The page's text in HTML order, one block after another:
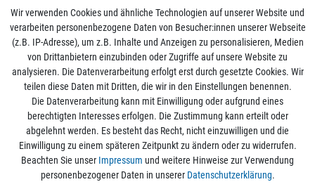
Mein Konto
Informationen
Rechtliche Angaben
Wir verwenden Cookies und ähnliche Technologien auf unserer Website und
verarbeiten personenbezogene Daten von Besucher:innen unserer Webseite
(z.B. IP-Adresse), um z.B. Inhalte und Anzeigen zu personalisieren, Medien
von Drittanbietern einzubinden oder Zugriffe auf unsere Website zu
analysieren. Die Datenverarbeitung erfolgt erst durch gesetzte Cookies. Wir
teilen diese Daten mit Dritten, die wir in den Einstellungen benennen.
Die Datenverarbeitung kann mit Einwilligung oder aufgrund eines
berechtigten Interesses erfolgen. Die Zustimmung kann erteilt oder
abgelehnt werden. Es besteht das Recht, nicht einzuwilligen und die
Einwilligung zu einem späteren Zeitpunkt zu ändern oder zu widerrufen.
Beachten Sie unser Impressum und weitere Hinweise zur Verwendung
personenbezogener Daten in unserer Daten­schutz­erklärung.